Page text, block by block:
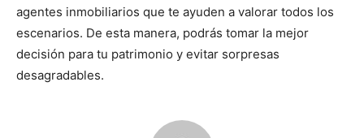
agentes inmobiliarios que te ayuden a valorar todos los
escenarios. De esta manera, podrás tomar la mejor
decisión para tu patrimonio y evitar sorpresas
desagradables.